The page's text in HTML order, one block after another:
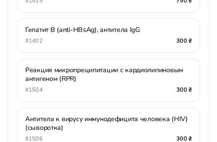
Гепатит В (anti-HBsAg), антитела IgG
#1402 300 ₴
Реакция микропреципитации с кардиолипиновым
антигеном (RPR)
#1504 300 ₴
Антитела к вирусу иммунодефицита человека (HIV)
(сыворотка)
#1506 300 ₴